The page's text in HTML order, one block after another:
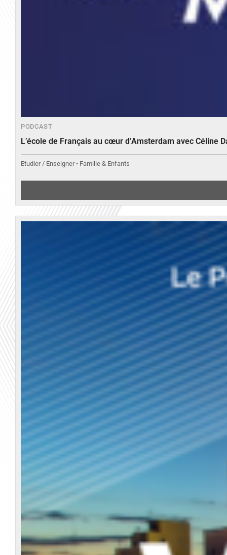
PODCAST
L’école de Français au cœur d’Amsterdam avec Céline
Etudier / Enseigner • Famille & Enfants